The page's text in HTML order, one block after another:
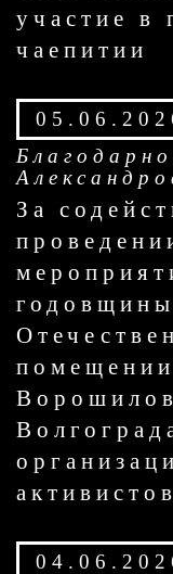
участие в
чаепитии
За